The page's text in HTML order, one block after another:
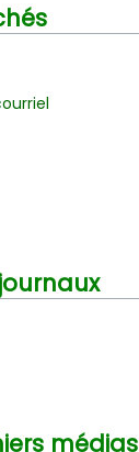
médias